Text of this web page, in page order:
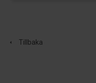
Tillbaka